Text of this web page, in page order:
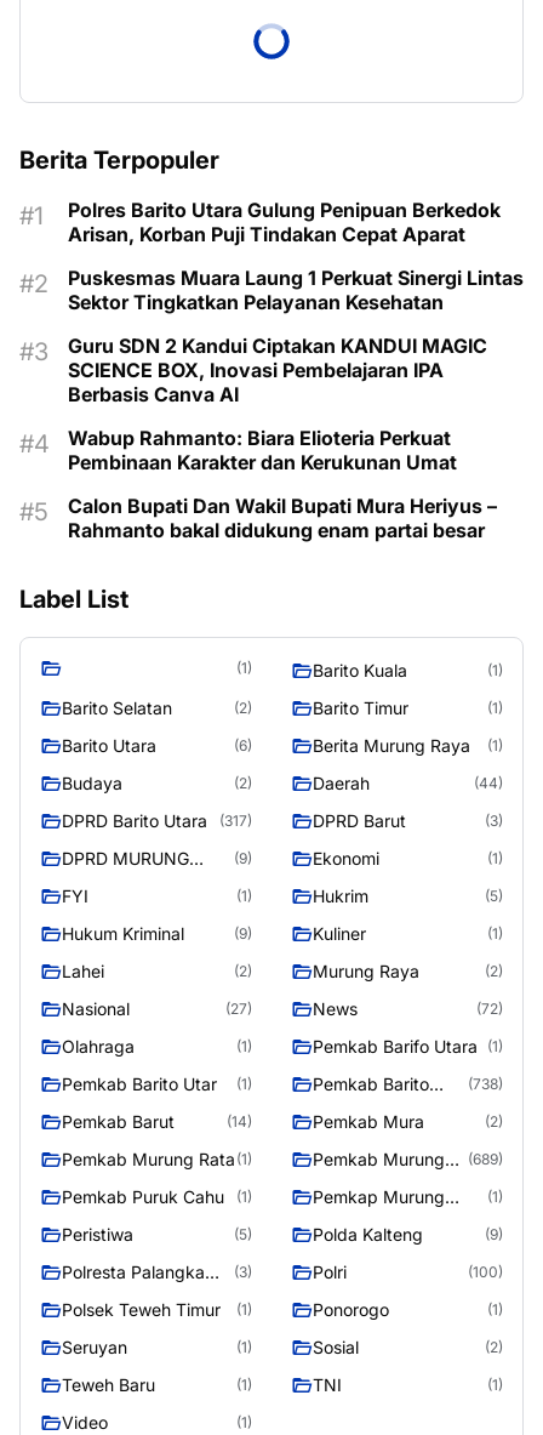
Berita Terpopuler
Polres Barito Utara Gulung Penipuan Berkedok
Arisan, Korban Puji Tindakan Cepat Aparat
Puskesmas Muara Laung 1 Perkuat Sinergi Lintas
Sektor Tingkatkan Pelayanan Kesehatan
Guru SDN 2 Kandui Ciptakan KANDUI MAGIC
SCIENCE BOX, Inovasi Pembelajaran IPA
Berbasis Canva AI
Wabup Rahmanto: Biara Elioteria Perkuat
Pembinaan Karakter dan Kerukunan Umat
Calon Bupati Dan Wakil Bupati Mura Heriyus –
Rahmanto bakal didukung enam partai besar
Label List
(1) Barito Kuala (1)
Barito Selatan (2) Barito Timur (1)
Barito Utara (6) Berita Murung Raya (1)
Budaya (2) Daerah (44)
DPRD Barito Utara (317) DPRD Barut (3)
DPRD MURUNG
(9) Ekonomi (1)
FYI (1) Hukrim (5)
Hukum Kriminal (9) Kuliner (1)
Lahei (2) Murung Raya (2)
Nasional (27) News (72)
Olahraga (1) Pemkab Barifo Utara (1)
Pemkab Barito Utar (1)
Pemkab Barito
(738)
Pemkab Barut (14) Pemkab Mura (2)
Pemkab Murung Rata (1)
Pemkab Murung
(689)
Pemkab Puruk Cahu (1)
Pemkap Murung
(1)
Peristiwa (5) Polda Kalteng (9)
Polresta Palangka
(3) Polri (100)
Polsek Teweh Timur (1) Ponorogo (1)
Seruyan (1) Sosial (2)
Teweh Baru (1) TNI (1)
Video (1)